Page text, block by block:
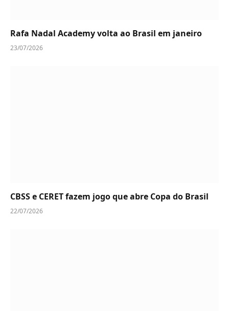
Rafa Nadal Academy volta ao Brasil em janeiro
23/07/2026
CBSS e CERET fazem jogo que abre Copa do Brasil
22/07/2026